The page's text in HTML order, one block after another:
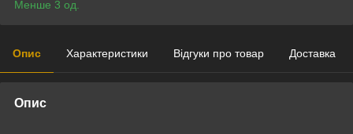
Менше 3 од.
Опис Характеристики Відгуки про товар Доставка
Опис